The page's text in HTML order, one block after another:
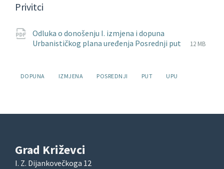
Privitci
Odluka o donošenju I. izmjena i dopuna
Urbanističkog plana uređenja Posrednji put
File
pdf
File
12 MB
Oznake:
DOPUNA IZMJENA POSREDNJI PUT UPU
Grad Križevci
I. Z. Dijankovečkoga 12